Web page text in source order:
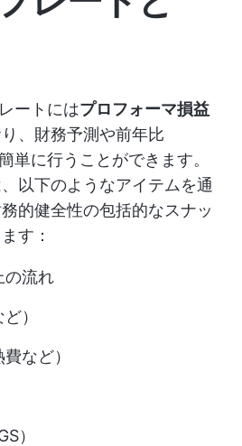
ートにはプロフォーマ損益
、財務予測や前年比
単に行うことができます。
以下のようなアイテムを通
的健全性の包括的なスナッ
す：
の流れ
）
など）
）